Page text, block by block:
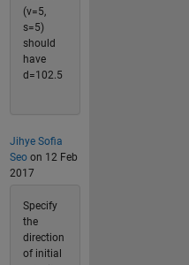
(v=5,
s=5)
should
have
d=102.5
Jihye Sofia
Seoon 12 Feb
2017
Specify
the
direction
of initial